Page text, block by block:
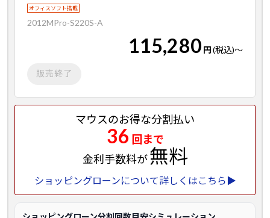
オフィスソフト搭載
2012MPro-S220S-A
115,280 円(税込)～
販売終了
マウスのお得な分割払い
36 回まで
金利手数料が無料
ショッピングローンについて詳しくはこちら▶